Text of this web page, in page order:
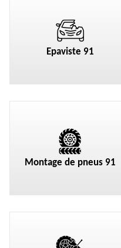
Epaviste 91
Montage de pneus 91